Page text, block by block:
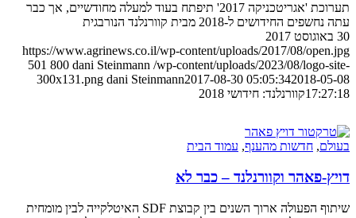
תערוכת 'אגריטכניקה 2017' תיפתח בעוד למעלה מחודשיים, אך כבר
עתה נחשפים החידושים ל-2018 מבית קוורנלנד הנורבגית
30 באוגוסט 2017
https://www.agrinews.co.il/wp-content/uploads/2017/08/open.jpg
501 800 dani Steinmann /wp-content/uploads/2023/08/logo-site-
300x131.png dani Steinmann2017-08-30 05:05:342018-05-08
17:27:18קוורנלנד: חידושי 2018
בעולם, חדשות מהענף, עמוד הבית
דויץ-פאהר וקוורנלנד – כבר לא
שיתוף הפעולה ארוך השנים בין קבוצת SDF האיטלקייה לבין מומחית